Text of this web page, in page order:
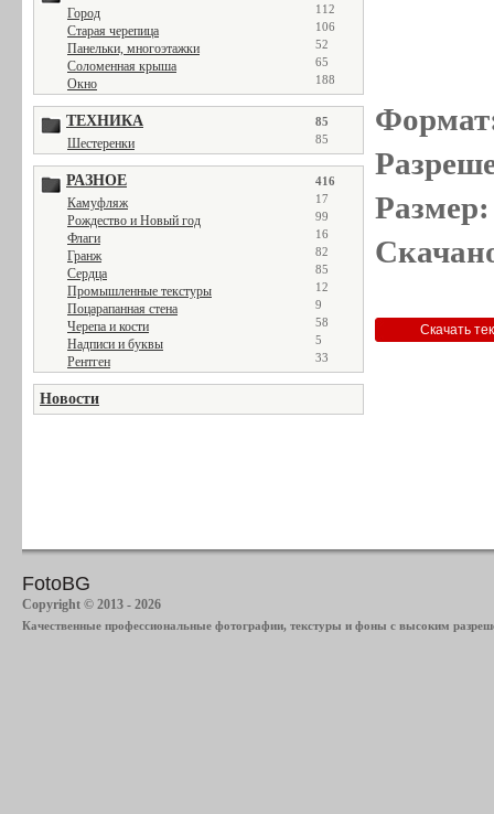
Город 112
Старая черепица 106
Панельки, многоэтажки 52
Соломенная крыша 65
Окно 188
ТЕХНИКА 85
Шестеренки 85
РАЗНОЕ 416
Камуфляж 17
Рождество и Новый год 99
Флаги 16
Гранж 82
Сердца 85
Промышленные текстуры 12
Поцарапанная стена 9
Черепа и кости 58
Надписи и буквы 5
Рентген 33
Новости
FotoBG
Copyright © 2013 - 2026
Качественные профессиональные фотографии, текстуры и фоны с высоким